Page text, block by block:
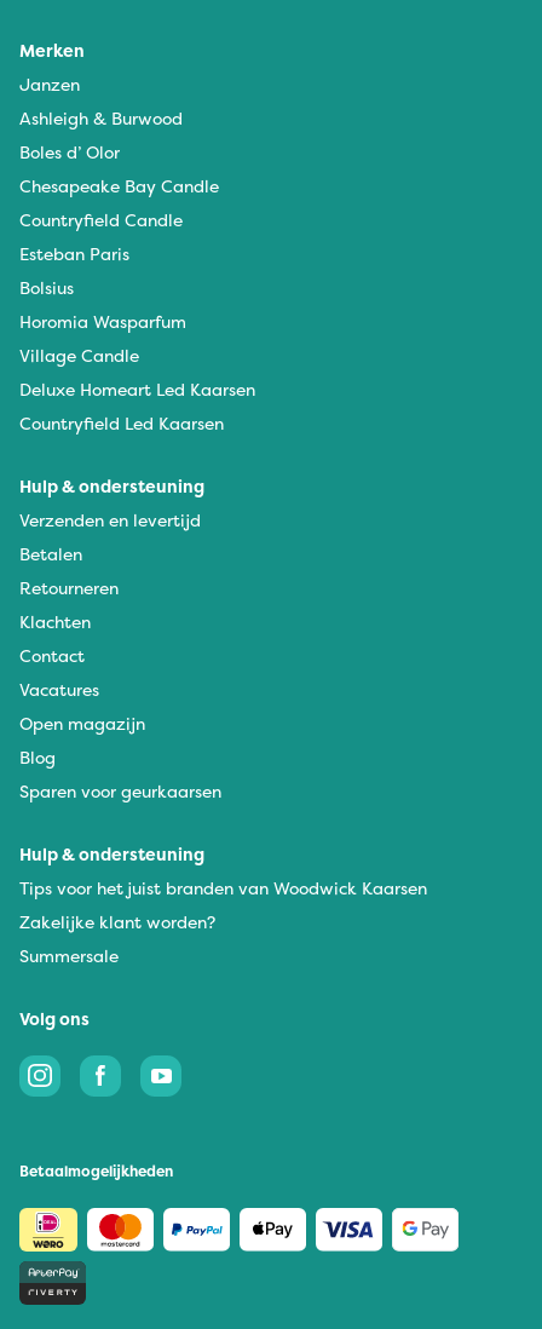
Merken
Janzen
Ashleigh & Burwood
Boles d’ Olor
Chesapeake Bay Candle
Countryfield Candle
Esteban Paris
Bolsius
Horomia Wasparfum
Village Candle
Deluxe Homeart Led Kaarsen
Countryfield Led Kaarsen
Hulp & ondersteuning
Verzenden en levertijd
Betalen
Retourneren
Klachten
Contact
Vacatures
Open magazijn
Blog
Sparen voor geurkaarsen
Hulp & ondersteuning
Tips voor het juist branden van Woodwick Kaarsen
Zakelijke klant worden?
Summersale
Volg ons
Betaalmogelijkheden